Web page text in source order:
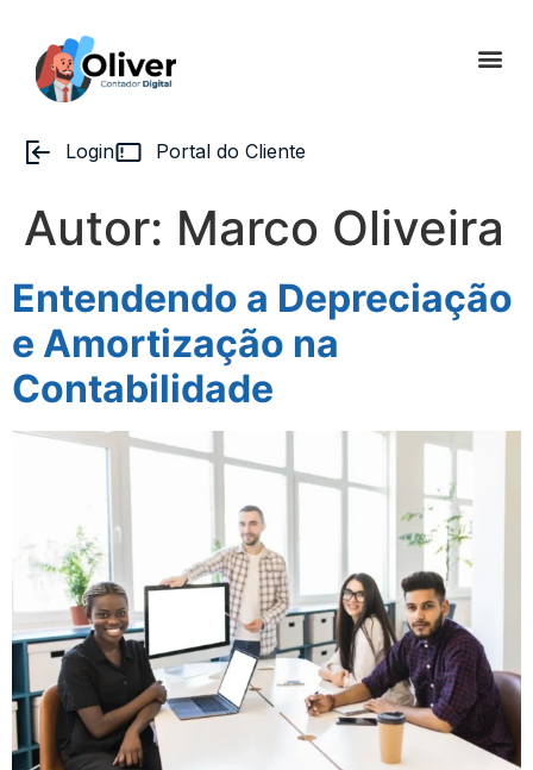
Login Portal do Cliente
Autor: Marco Oliveira
Entendendo a Depreciação
e Amortização na
Contabilidade